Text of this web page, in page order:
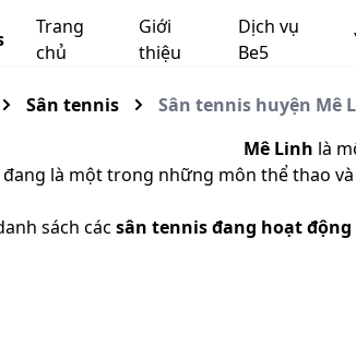
Trang
chủ
Giới
thiệu
Dịch vụ
Be5
Sân tennis
Sân tennis huyện Mê
Mê Linh là
đang là một trong những môn thể thao
sách các sân tennis đang hoạt